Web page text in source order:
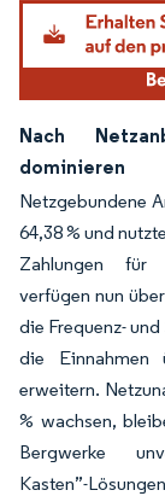
Nach
dominieren
Netzgebundene
64,38 % und
Zahlungen für
verfügen nun
die Frequenz-
die Einnahmen
erweitern.
% wachsen,
Bergwerke
Kasten”-